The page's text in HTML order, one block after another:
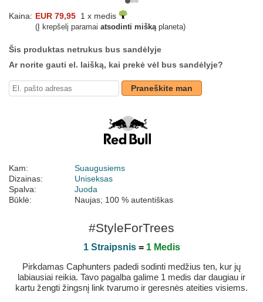
Kaina: EUR 79,95 1 x medis
(Į krepšelį paramai atsodinti miškąplaneta)
Šis produktas netrukus bus sandėlyje
Ar norite gauti el. laišką, kai prekė vėl bus sandėlyje?
Praneškite man
Kam:
Suaugusiems
Dizainas:
Uniseksas
Spalva:
Juoda
Būklė:
Naujas; 100 % autentiškas
#StyleForTrees
1 Straipsnis= 1 Medis
Pirkdamas Caphunters padedi sodinti medžius ten, kur jų
labiausiai reikia. Tavo pagalba galime 1 medis dar daugiau ir
kartu žengti žingsnį link tvarumo ir geresnės ateities visiems.